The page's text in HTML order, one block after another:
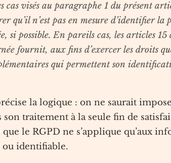
cas visés au paragraphe 1 du présent
qu’il n’est pas en mesure d’identifier
si possible. En pareils cas, les articles
fournit, aux fins d’exercer les droits
qui permettent son
la logique : on ne saurait
traitement à la seule fin de
le RGPD ne s’applique qu’aux
identifiable.